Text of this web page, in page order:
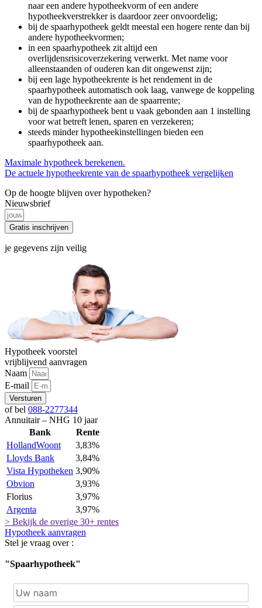
naar een andere hypotheekvorm of een andere
hypotheekverstrekker is daardoor zeer onvoordelig;
bij de spaarhypotheek geldt meestal een hogere rente dan bij
andere hypotheekvormen;
in een spaarhypotheek zit altijd een
overlijdensrisicoverzekering verwerkt. Met name voor
alleenstaanden of ouderen kan dit ongewenst zijn;
bij een lage hypotheekrente is het rendement in de
spaarhypotheek automatisch ook laag, vanwege de koppeling
van de hypotheekrente aan de spaarrente;
bij de spaarhypotheek bent u vaak gebonden aan 1 instelling
voor wat betreft lenen, sparen en verzekeren;
steeds minder hypotheekinstellingen bieden een
spaarhypotheek aan.
Maximale hypotheek berekenen.
De actuele hypotheekrente van de spaarhypotheek vergelijken
Op de hoogte blijven over hypotheken?
Nieuwsbrief
Gratis inschrijven
je gegevens zijn veilig
Hypotheek voorstel
vrijblijvend aanvragen
Naam
E-mail
Versturen
of bel 088-2277344
Annuitair – NHG 10 jaar
Bank
Rente
HollandWoont
3,83%
Lloyds Bank
3,84%
Vista Hypotheken 3,90%
Obvion
3,93%
Florius
3,97%
Argenta
3,97%
> Bekijk de overige 30+ rentes
Hypotheek aanvragen
Stel je vraag over :
"Spaarhypotheek"